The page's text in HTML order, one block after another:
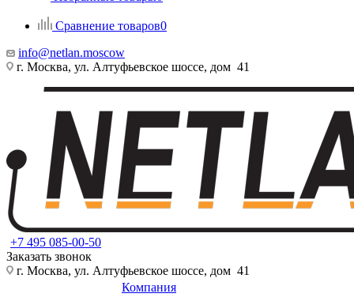
Сравнение товаров0
info@netlan.moscow
г. Москва, ул. Алтуфьевское шоссе, дом 41
+7 495 085-00-50
Заказать звонок
г. Москва, ул. Алтуфьевское шоссе, дом 41
Компания